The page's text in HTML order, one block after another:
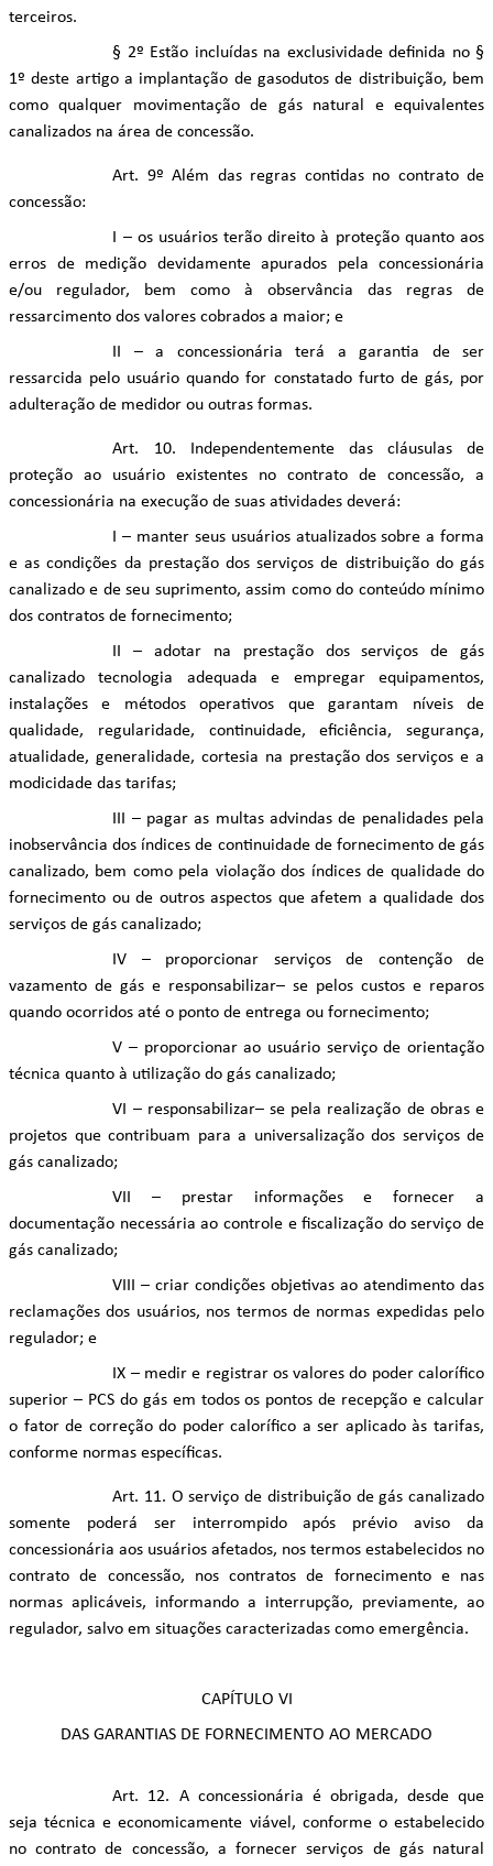
terceiros.
§ 2º Estão incluídas na exclusividade definida no §
1º deste artigo a implantação de gasodutos de distribuição, bem
como qualquer movimentação de gás natural e equivalentes
canalizados na área de concessão.
Art. 9º Além das regras contidas no contrato de
concessão:
I – os usuários terão direito à proteção quanto aos
erros de medição devidamente apurados pela concessionária
e/ou regulador, bem como à observância das regras de
ressarcimento dos valores cobrados a maior; e
II – a concessionária terá a garantia de ser
ressarcida pelo usuário quando for constatado furto de gás, por
adulteração de medidor ou outras formas.
Art. 10. Independentemente das cláusulas de
proteção ao usuário existentes no contrato de concessão, a
concessionária na execução de suas atividades deverá:
I – manter seus usuários atualizados sobre a forma
e as condições da prestação dos serviços de distribuição do gás
canalizado e de seu suprimento, assim como do conteúdo mínimo
dos contratos de fornecimento;
II – adotar na prestação dos serviços de gás
canalizado tecnologia adequada e empregar equipamentos,
instalações e métodos operativos que garantam níveis de
qualidade, regularidade, continuidade, eficiência, segurança,
atualidade, generalidade, cortesia na prestação dos serviços e a
modicidade das tarifas;
III – pagar as multas advindas de penalidades pela
inobservância dos índices de continuidade de fornecimento de gás
canalizado, bem como pela violação dos índices de qualidade do
fornecimento ou de outros aspectos que afetem a qualidade dos
serviços de gás canalizado;
IV – proporcionar serviços de contenção de
vazamento de gás e responsabilizar– se pelos custos e reparos
quando ocorridos até o ponto de entrega ou fornecimento;
V – proporcionar ao usuário serviço de orientação
técnica quanto à utilização do gás canalizado;
VI – responsabilizar– se pela realização de obras e
projetos que contribuam para a universalização dos serviços de
gás canalizado;
VII – prestar informações e fornecer a
documentação necessária ao controle e fiscalização do serviço de
gás canalizado;
VIII – criar condições objetivas ao atendimento das
reclamações dos usuários, nos termos de normas expedidas pelo
regulador; e
IX – medir e registrar os valores do poder calorífico
superior – PCS do gás em todos os pontos de recepção e calcular
o fator de correção do poder calorífico a ser aplicado às tarifas,
conforme normas específicas.
Art. 11. O serviço de distribuição de gás canalizado
somente poderá ser interrompido após prévio aviso da
concessionária aos usuários afetados, nos termos estabelecidos no
contrato de concessão, nos contratos de fornecimento e nas
normas aplicáveis, informando a interrupção, previamente, ao
regulador, salvo em situações caracterizadas como emergência.
CAPÍTULO VI
DAS GARANTIAS DE FORNECIMENTO AO MERCADO
Art. 12. A concessionária é obrigada, desde que
seja técnica e economicamente viável, conforme o estabelecido
no contrato de concessão, a fornecer serviços de gás natural